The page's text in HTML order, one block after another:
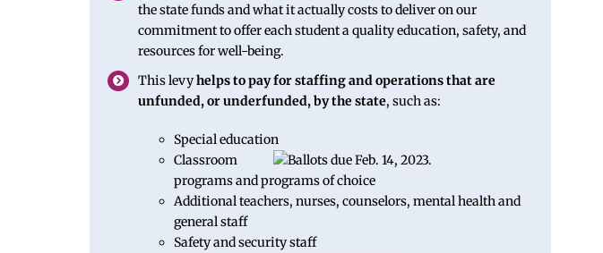
the state funds and what it actually costs to deliver on our
commitment to offer each student a quality education, safety, and
resources for well-being.
This levyhelps to pay for staffing and operations that are
unfunded, or underfunded, by the state, such as:
Special education
Classroom
programs and programs of choice
Additional teachers, nurses, counselors, mental health and
general staff
Safety and security staff